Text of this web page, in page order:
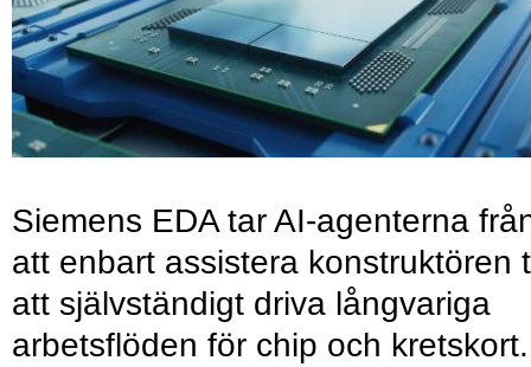
Siemens EDA tar AI-agenterna
att enbart assistera konstruktören
att självständigt driva långvariga
arbetsflöden för chip och kretskort.